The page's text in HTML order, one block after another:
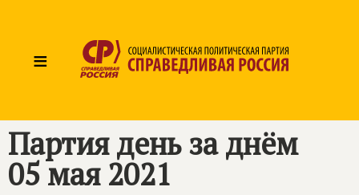
≡
Партия день за днём
05 мая 2021